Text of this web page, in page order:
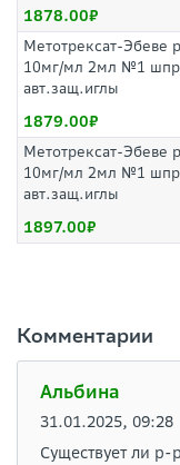
1878.00
Метотрексат-Эбеве
10мг/мл 2мл №1
авт.защ.иглы
1879.00
Метотрексат-Эбеве
10мг/мл 2мл №1
авт.защ.иглы
1897.00
Комментарии
Альбина
31.01.2025, 09:28
Существует ли